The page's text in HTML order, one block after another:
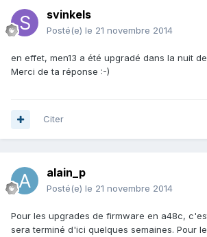
svinkels
Posté(e) le 21 novembre 2014
en effet, men13 a été upgradé dans la nuit
Merci de ta réponse :-)
Citer
alain_p
Posté(e) le 21 novembre 2014
Pour les upgrades de firmware en a48c,
sera terminé d'ici quelques semaines. Pour